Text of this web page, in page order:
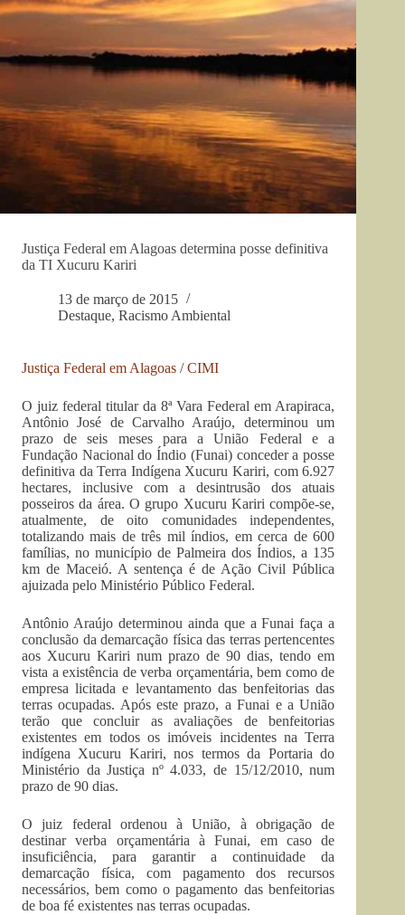
Justiça Federal em Alagoas determina posse definitiva
da TI Xucuru Kariri
13 de março de 2015
Destaque, Racismo Ambiental
Justiça Federal em Alagoas /CIMI
O juiz federal titular da 8ª Vara Federal em Arapiraca,
Antônio José de Carvalho Araújo, determinou um
prazo de seis meses para a União Federal e a
Fundação Nacional do Índio (Funai) conceder a posse
definitiva da Terra Indígena Xucuru Kariri, com 6.927
hectares, inclusive com a desintrusão dos atuais
posseiros da área. O grupo Xucuru Kariri compõe-se,
atualmente, de oito comunidades independentes,
totalizando mais de três mil índios, em cerca de 600
famílias, no município de Palmeira dos Índios, a 135
km de Maceió. A sentença é de Ação Civil Pública
ajuizada pelo Ministério Público Federal.
Antônio Araújo determinou ainda que a Funai faça a
conclusão da demarcação física das terras pertencentes
aos Xucuru Kariri num prazo de 90 dias, tendo em
vista a existência de verba orçamentária, bem como de
empresa licitada e levantamento das benfeitorias das
terras ocupadas. Após este prazo, a Funai e a União
terão que concluir as avaliações de benfeitorias
existentes em todos os imóveis incidentes na Terra
indígena Xucuru Kariri, nos termos da Portaria do
Ministério da Justiça nº 4.033, de 15/12/2010, num
prazo de 90 dias.
O juiz federal ordenou à União, à obrigação de
destinar verba orçamentária à Funai, em caso de
insuficiência, para garantir a continuidade da
demarcação física, com pagamento dos recursos
necessários, bem como o pagamento das benfeitorias
de boa fé existentes nas terras ocupadas.